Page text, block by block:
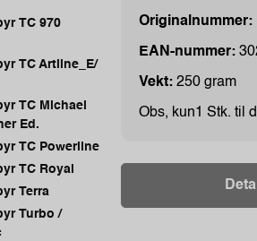
TC 970
TC Artline_E/
TC Michael
Ed.
TC Powerline
TC Royal
Terra
Turbo /
Originalnummer:
EAN-nummer:
Vekt:250 gram
Obs, kun1 Stk. til